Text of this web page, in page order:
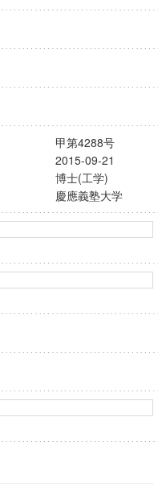
甲第4288号
2015-09-21
博士(工学)
慶應義塾大学